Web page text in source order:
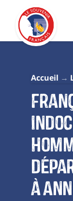
Accueil
à